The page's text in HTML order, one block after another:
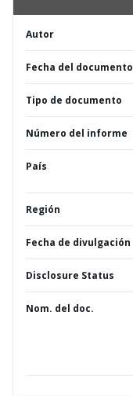
Autor
Fecha del documento
Tipo de documento
Número del informe
País
Región
Fecha de divulgación
Disclosure Status
Nom. del doc.